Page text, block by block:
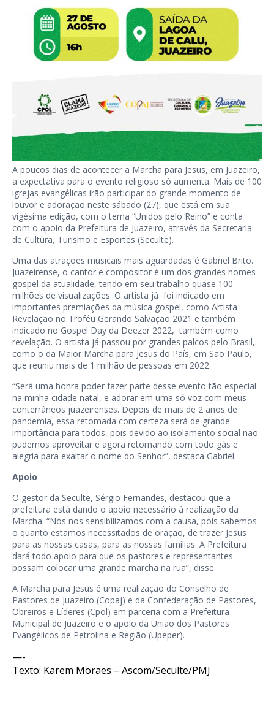
A poucos dias de acontecer a Marcha para Jesus, em Juazeiro,
a expectativa para o evento religioso só aumenta. Mais de 100
igrejas evangélicas irão participar do grande momento de
louvor e adoração neste sábado (27), que está em sua
vigésima edição, com o tema “Unidos pelo Reino” e conta
com o apoio da Prefeitura de Juazeiro, através da Secretaria
de Cultura, Turismo e Esportes (Seculte).
Uma das atrações musicais mais aguardadas é Gabriel Brito.
Juazeirense, o cantor e compositor é um dos grandes nomes
gospel da atualidade, tendo em seu trabalho quase 100
milhões de visualizações. O artista já foi indicado em
importantes premiações da música gospel, como Artista
Revelação no Troféu Gerando Salvação 2021 e também
indicado no Gospel Day da Deezer 2022, também como
revelação. O artista já passou por grandes palcos pelo Brasil,
como o da Maior Marcha para Jesus do País, em São Paulo,
que reuniu mais de 1 milhão de pessoas em 2022.
“Será uma honra poder fazer parte desse evento tão especial
na minha cidade natal, e adorar em uma só voz com meus
conterrâneos juazeirenses. Depois de mais de 2 anos de
pandemia, essa retomada com certeza será de grande
importância para todos, pois devido ao isolamento social não
pudemos aproveitar e agora retornando com todo gás e
alegria para exaltar o nome do Senhor”, destaca Gabriel.
Apoio
O gestor da Seculte, Sérgio Fernandes, destacou que a
prefeitura está dando o apoio necessário à realização da
Marcha. “Nós nos sensibilizamos com a causa, pois sabemos
o quanto estamos necessitados de oração, de trazer Jesus
para as nossas casas, para as nossas famílias. A Prefeitura
dará todo apoio para que os pastores e representantes
possam colocar uma grande marcha na rua”, disse.
A Marcha para Jesus é uma realização do Conselho de
Pastores de Juazeiro (Copaj) e da Confederação de Pastores,
Obreiros e Líderes (Cpol) em parceria com a Prefeitura
Municipal de Juazeiro e o apoio da União dos Pastores
Evangélicos de Petrolina e Região (Upeper).
—-
Texto: Karem Moraes – Ascom/Seculte/PMJ